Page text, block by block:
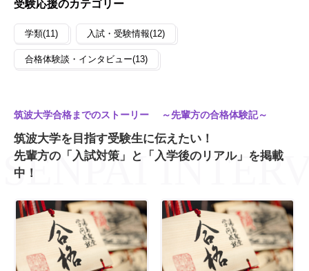
受験応援のカテゴリー
学類(11) 入試・受験情報(12)
合格体験談・インタビュー(13)
筑波大学合格までのストーリー ～先輩方の合格体験記～
筑波大学を目指す受験生に伝えたい！
先輩方の「入試対策」と「入学後のリアル」を掲載
中！